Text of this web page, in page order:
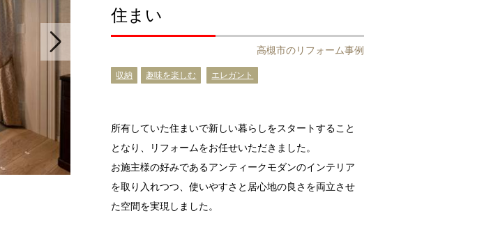
住まい
高槻市のリフォーム事例
収納 趣味を楽しむ エレガント
所有していた住まいで新しい暮らしをスタートすること
となり、リフォームをお任せいただきました。
お施主様の好みであるアンティークモダンのインテリア
を取り入れつつ、使いやすさと居心地の良さを両立させ
た空間を実現しました。